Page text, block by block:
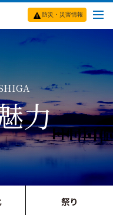
防災・災害情報
力
祭り